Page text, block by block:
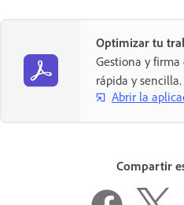
Optimizar tu
Gestiona y
rápida y sencilla.
Abrir la
Compartir